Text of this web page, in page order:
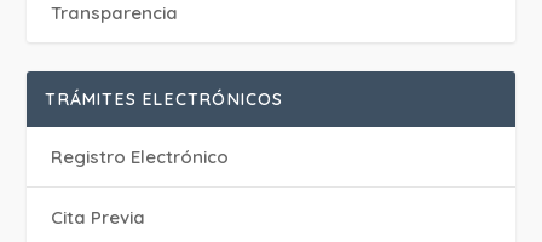
Transparencia
TRÁMITES ELECTRÓNICOS
Registro Electrónico
Cita Previa